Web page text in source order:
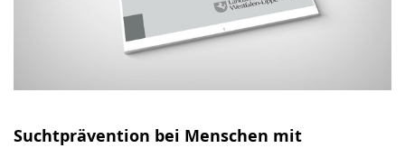
Suchtprävention bei Menschen mit